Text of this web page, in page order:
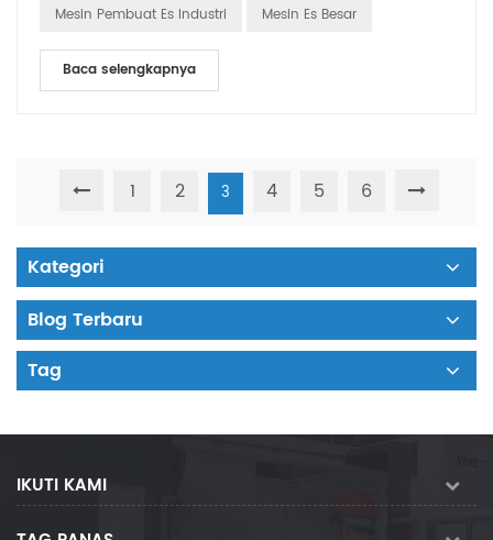
Mesin Pembuat Es Industri
Mesin Es Besar
Baca selengkapnya
1 2 3 4 5 6
Kategori
Blog Terbaru
Tag
IKUTI KAMI